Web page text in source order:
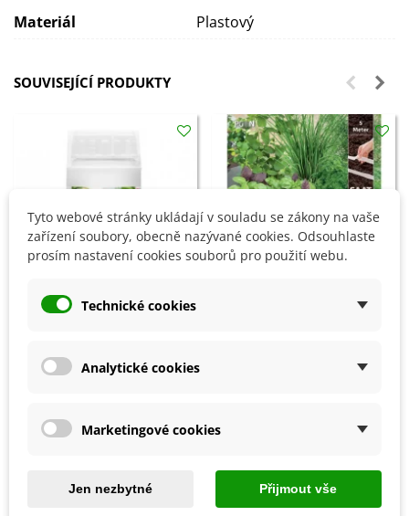
Materiál Plastový
SOUVISEJÍCÍ PRODUKTY
Probiotika PROFÍK WEIKI -
Zahradní bylinky - výsevný
8 OSTATNÍ PRODUKTY ZE STEJNÉ KATEGORIE:
Tyto webové stránky ukládají v souladu se zákony na vaše
zařízení soubory, obecně nazývané cookies. Odsouhlaste
prosím nastavení cookies souborů pro použití webu.
Technické cookies
Analytické cookies
Marketingové cookies
Jen nezbytné Přijmout vše